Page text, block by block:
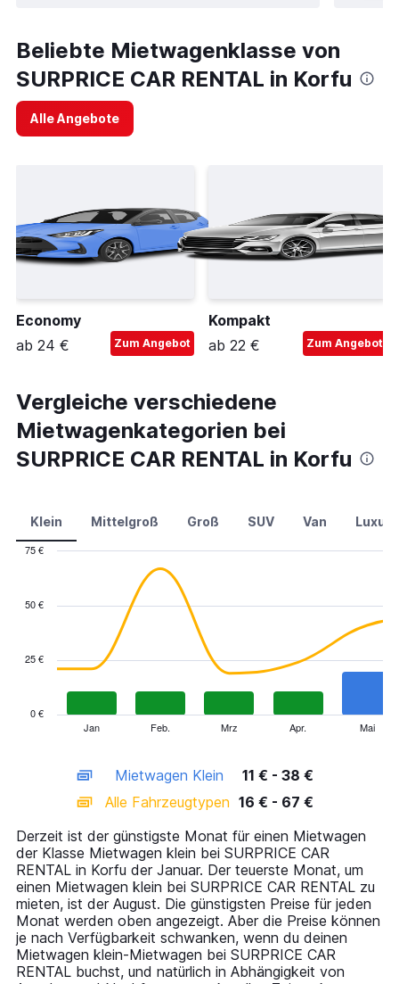
Beliebte Mietwagenklasse von
SURPRICE CAR RENTAL in Korfu
Alle Angebote
Economy
ab 24 €
Zum Angebot
Kompakt
ab 22 €
Zum Angebot
Vergleiche verschiedene
Mietwagenkategorien bei
SURPRICE CAR RENTAL in Korfu
Klein Mittelgroß Groß SUV Van
has
displaying
categories.
14
categories.
The
chart
has
1
Y
axis
displaying
Jan Feb. Mrz Apr. Mai
0 €
25 €
50 €
75 €
Mietwagen Klein
11 € - 38 €
Alle Fahrzeugtypen 16 € - 67 €
Derzeit ist der günstigste Monat für einen Mietwagen
der Klasse Mietwagen klein bei SURPRICE CAR
RENTAL in Korfu der Januar. Der teuerste Monat, um
einen Mietwagen klein bei SURPRICE CAR RENTAL zu
mieten, ist der August. Die günstigsten Preise für jeden
Monat werden oben angezeigt. Aber die Preise können
je nach Verfügbarkeit schwanken, wenn du deinen
Mietwagen klein-Mietwagen bei SURPRICE CAR
RENTAL buchst, und natürlich in Abhängigkeit von